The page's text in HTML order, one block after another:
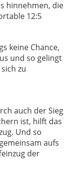
hinnehmen, die
12:5
keine Chance,
und so gelingt
zu
auch der Sieg
ist, hilft das
Und so
aufs
der